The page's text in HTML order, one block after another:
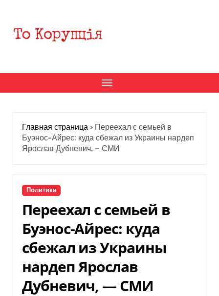
содержанию
Главная страница » Переехал с семьей в
Буэнос-Айрес: куда сбежал из Украины нардеп
Ярослав Дубневич, — СМИ
Политика
Переехал с семьей в
Буэнос-Айрес: куда
сбежал из Украины
нардеп Ярослав
Дубневич, — СМИ